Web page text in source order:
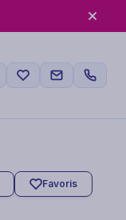
Favoris